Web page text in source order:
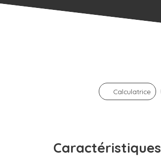
Calculatrice
Caractéristiques